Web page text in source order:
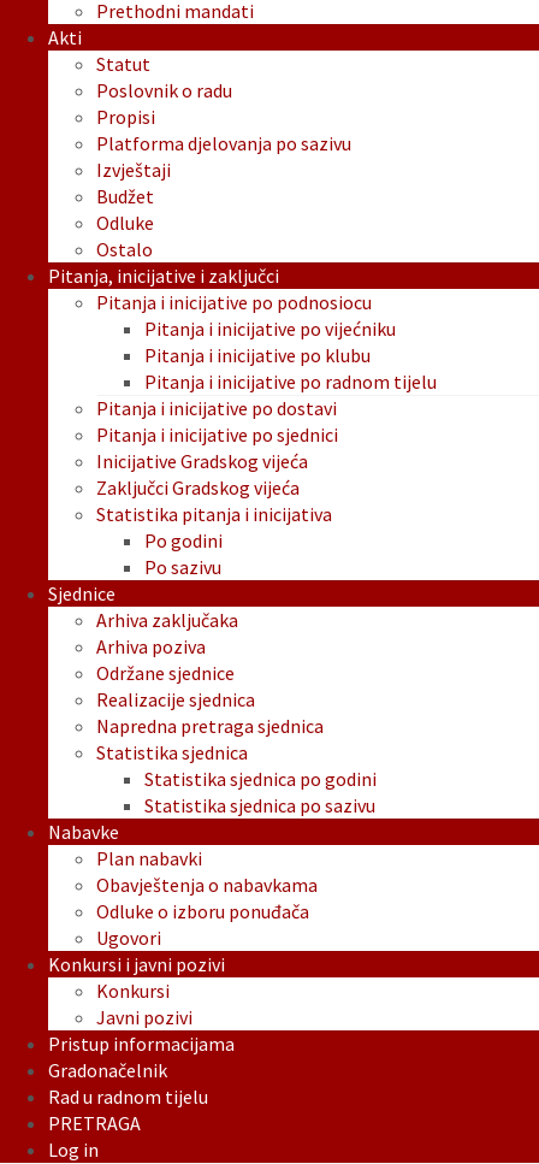
Prethodni mandati
Akti
Statut
Poslovnik o radu
Propisi
Platforma djelovanja po sazivu
Izvještaji
Budžet
Odluke
Ostalo
Pitanja, inicijative i zaključci
Pitanja i inicijative po podnosiocu
Pitanja i inicijative po vijećniku
Pitanja i inicijative po klubu
Pitanja i inicijative po radnom tijelu
Pitanja i inicijative po dostavi
Pitanja i inicijative po sjednici
Inicijative Gradskog vijeća
Zaključci Gradskog vijeća
Statistika pitanja i inicijativa
Po godini
Po sazivu
Sjednice
Arhiva zaključaka
Arhiva poziva
Održane sjednice
Realizacije sjednica
Napredna pretraga sjednica
Statistika sjednica
Statistika sjednica po godini
Statistika sjednica po sazivu
Nabavke
Plan nabavki
Obavještenja o nabavkama
Odluke o izboru ponuđača
Ugovori
Konkursi i javni pozivi
Konkursi
Javni pozivi
Pristup informacijama
Gradonačelnik
Rad u radnom tijelu
PRETRAGA
Log in